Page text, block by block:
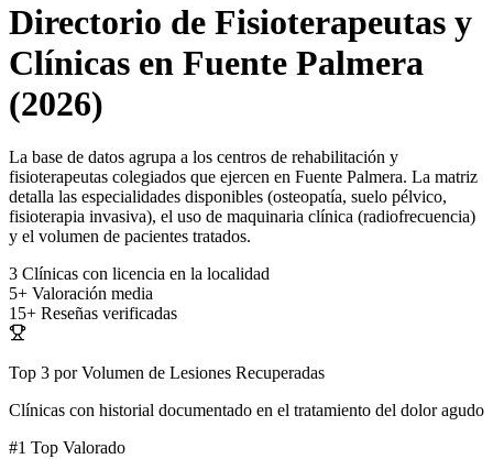
Directorio de Fisioterapeutas y
Clínicas en Fuente Palmera
(2026)
La base de datos agrupa a los centros de rehabilitación y
fisioterapeutas colegiados que ejercen en Fuente Palmera. La matriz
detalla las especialidades disponibles (osteopatía, suelo pélvico,
fisioterapia invasiva), el uso de maquinaria clínica (radiofrecuencia)
y el volumen de pacientes tratados.
3 Clínicas con licencia en la localidad
5+ Valoración media
15+ Reseñas verificadas
Top 3 por Volumen de Lesiones Recuperadas
Clínicas con historial documentado en el tratamiento del dolor agudo
#1 Top Valorado